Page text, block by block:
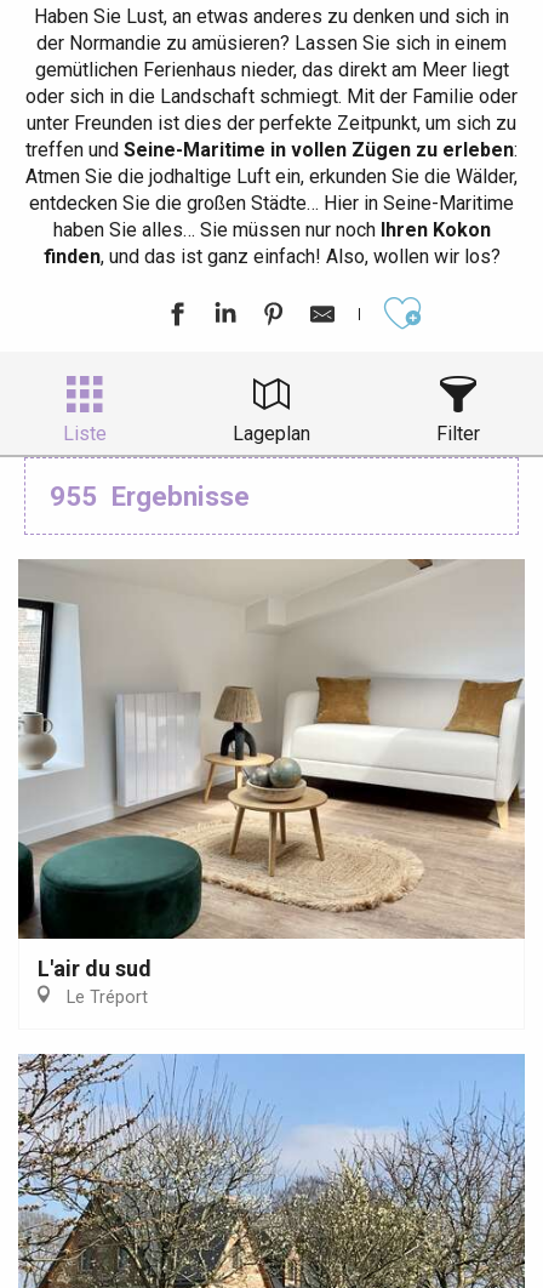
Haben Sie Lust, an etwas anderes zu denken und sich in
der Normandie zu amüsieren? Lassen Sie sich in einem
gemütlichen Ferienhaus nieder, das direkt am Meer liegt
oder sich in die Landschaft schmiegt. Mit der Familie oder
unter Freunden ist dies der perfekte Zeitpunkt, um sich zu
treffen und Seine-Maritime in vollen Zügen zu erleben:
Atmen Sie die jodhaltige Luft ein, erkunden Sie die Wälder,
entdecken Sie die großen Städte… Hier in Seine-Maritime
haben Sie alles… Sie müssen nur noch Ihren Kokon
finden, und das ist ganz einfach! Also, wollen wir los?
Liste Lageplan Filter
955 Ergebnisse
L'air du sud
Le Tréport